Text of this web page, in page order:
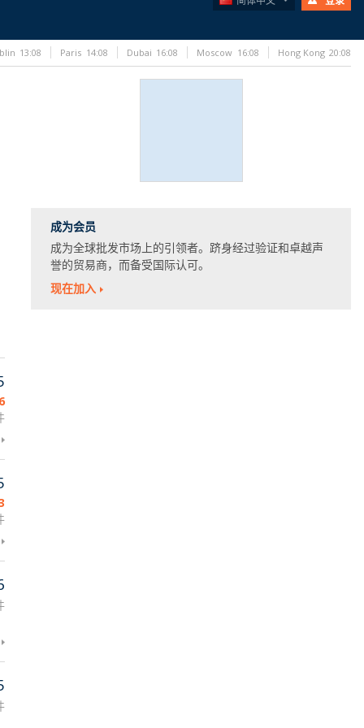
成为会员
成为全球批发市场上的引领者。跻身经过验证和卓越声
誉的贸易商，而备受国际认可。
现在加入
13:08 Paris 14:08 Dubai 16:08 Moscow 16:08 Hong Kong 20:08